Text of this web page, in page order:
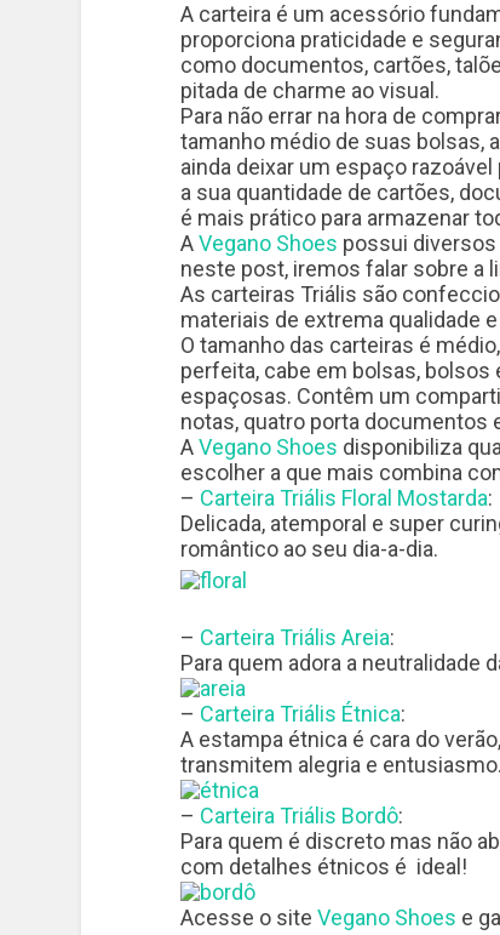
A carteira é um acessório
proporciona praticidade e
como documentos, cartões,
pitada de charme ao visual.
Para não errar na hora de
tamanho médio de suas bolsas,
ainda deixar um espaço
a sua quantidade de cartões,
é mais prático para armazenar
AVegano Shoes possui
neste post, iremos falar sobre a
As carteiras Triális são
materiais de extrema qualidade
O tamanho das carteiras é
perfeita, cabe em bolsas,
espaçosas. Contêm um
notas, quatro porta documentos
AVegano Shoes disponibiliza
escolher a que mais combina
– Carteira Triális Floral Mostarda:
Delicada, atemporal e super
romântico ao seu dia-a-dia.
– Carteira Triális Areia:
Para quem adora a neutralidade
– Carteira Triális Étnica:
A estampa étnica é cara do
transmitem alegria e entusiasmo.
– Carteira Triális Bordô:
Para quem é discreto mas não
com detalhes étnicos é ideal!
Acesse o site Vegano Shoes e